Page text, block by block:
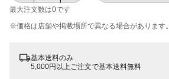
最大注文数は0です
※価格は​店舗や​掲載場所で​異なる​場合が​あります。
基本送料のみ
5,000円以上ご注文で基本送料無料